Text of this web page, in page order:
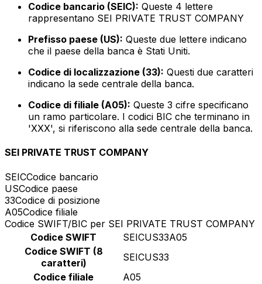
Codice bancario (SEIC): Queste 4 lettere
rappresentano SEI PRIVATE TRUST COMPANY
Prefisso paese (US): Queste due lettere indicano
che il paese della banca è Stati Uniti.
Codice di localizzazione (33): Questi due caratteri
indicano la sede centrale della banca.
Codice di filiale (A05): Queste 3 cifre specificano
un ramo particolare. I codici BIC che terminano in
'XXX', si riferiscono alla sede centrale della banca.
SEI PRIVATE TRUST COMPANY
SEICCodice bancario
USCodice paese
33Codice di posizione
A05Codice filiale
Codice SWIFT/BIC per SEI PRIVATE TRUST COMPANY
Codice SWIFT
SEICUS33A05
Codice SWIFT (8
caratteri)
SEICUS33
Codice filiale
A05